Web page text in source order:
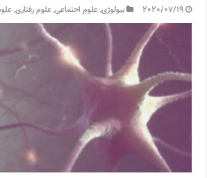
2020/07/19 بیولوژی,علوم اجتماعی,علوم رفتاری,